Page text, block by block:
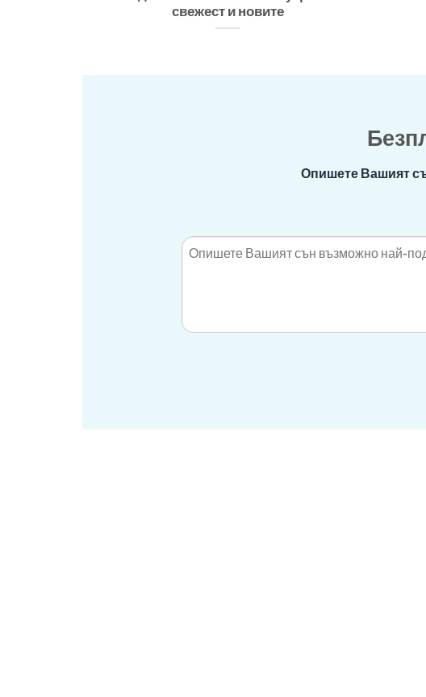
свежест и новите
Опишете Вашият